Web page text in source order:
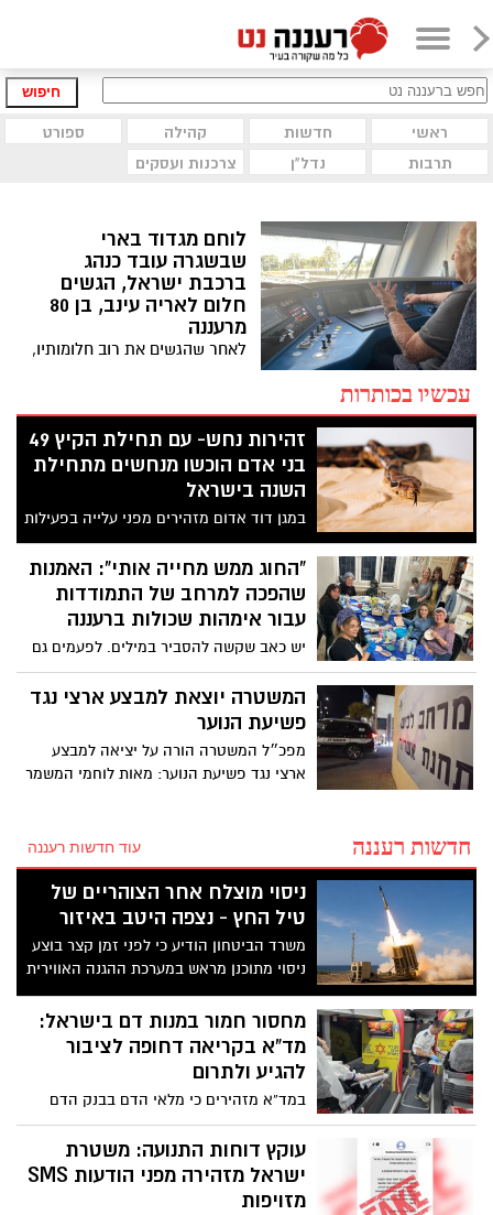
חיפוש
ראשי חדשות קהילה
ספורט
תרבות
נדל"ן צרכנות ועסקים
לוחם מגדוד בארי
שבשגרה עובד כנהג
ברכבת ישראל, הגשים
חלום לאריה עינב, בן 80
מרעננה
לאחר שהגשים את רוב חלומותיו,
ישראל. מי שליווה אותו היה נהג
הרכבת אורן דה פז, שחזר
לאחרונה מסבב מילואים חמישי
וכבר מתכונן לסבב הבא: "זיהיתי
את ההתרגשות על פניו של אריה,
הסברתי לו על העבודה ועל כלל
מערכות הרכבת, ואני שמח
שהצלחנו להגשים לו את החלום."
עכשיו בכותרות
זהירות נחש- עם תחילת הקיץ 49
בני אדם הוכשו מנחשים מתחילת
השנה בישראל
במגן דוד אדום מזהירים מפני עלייה בפעילות
הנחשים עם התחממות מזג האוויר ותחילת
עונת הקיץ. מתחילת השנה ועד היום (24.5),
העניקו צוותי מד"א טיפול רפואי ל־49 בני אדם
במצב קשה.
“החוג ממש מחייה אותי”: האמנות
שהפכה למרחב של התמודדות
עבור אימהות שכולות ברעננה
יש כאב שקשה להסביר במילים. לפעמים גם
שנים אחרי האובדן, הלב מחפש דרך אחרת
לפרוק, לזכור ולהחזיק את מה שנשאר. עבור
אימהות שכולות רבות, הדרך הזו עוברת דרך
היצירה, דרך צבע, חימר, זכוכית או פסיפס,
שמאפשרים לבטא רגשות שלפעמים אי אפשר
המשטרה יוצאת למבצע ארצי נגד
פשיעת הנוער
מפכ״ל המשטרה הורה על יציאה למבצע
ארצי נגד פשיעת הנוער: מאות לוחמי המשמר
חדשות רעננה עוד חדשות רעננה
ניסוי מוצלח אחר הצוהריים של
טיל החץ - נצפה היטב באיזור
משרד הביטחון הודיע כי לפני זמן קצר בוצע
ניסוי מתוכנן מראש במערכת ההגנה האווירית
“חץ”, בשיתוף צה”ל והתעשייה האווירית.
בשלב זה לא נמסרו פרטים נוספים על מהות
הניסוי או תוצאותיו, אך במשרד הביטחון ציינו
כי מידע נוסף יפורסם במהלך השעות
הקרובות
מחסור חמור במנות דם בישראל:
מד”א בקריאה דחופה לציבור
להגיע ולתרום
במד”א מזהירים כי מלאי הדם בבנק הדם
הלאומי נמצא ברמה נמוכה ומדאיגה, בעוד
הצורך במנות דם עבור חולי סרטן, יולדות,
פצועי תאונות דרכים, פצועי צה”ל ומטופלים
נוספים נמשך ללא הפסקה
עוקץ דוחות התנועה: משטרת
ישראל מזהירה מפני הודעות SMS
מזויפות